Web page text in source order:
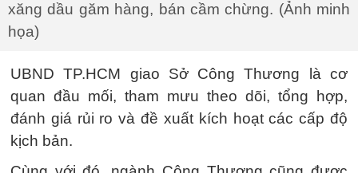
xăng dầu găm hàng, bán cầm chừng. (Ảnh minh
họa)
UBND TP.HCM giao Sở Công Thương là cơ
quan đầu mối, tham mưu theo dõi, tổng hợp,
đánh giá rủi ro và đề xuất kích hoạt các cấp độ
kịch bản.